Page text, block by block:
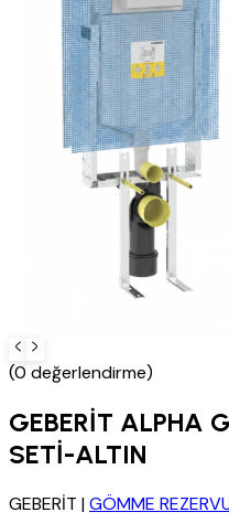
(0 değerlendirme)
GEBERİT ALPHA
SETİ-ALTIN
GEBERİT |GÖMME